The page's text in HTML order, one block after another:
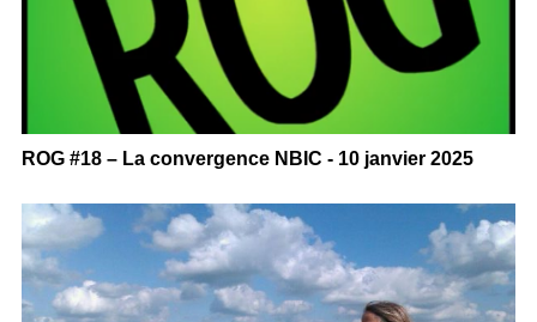
ROG #18 – La convergence NBIC - 10 janvier 2025